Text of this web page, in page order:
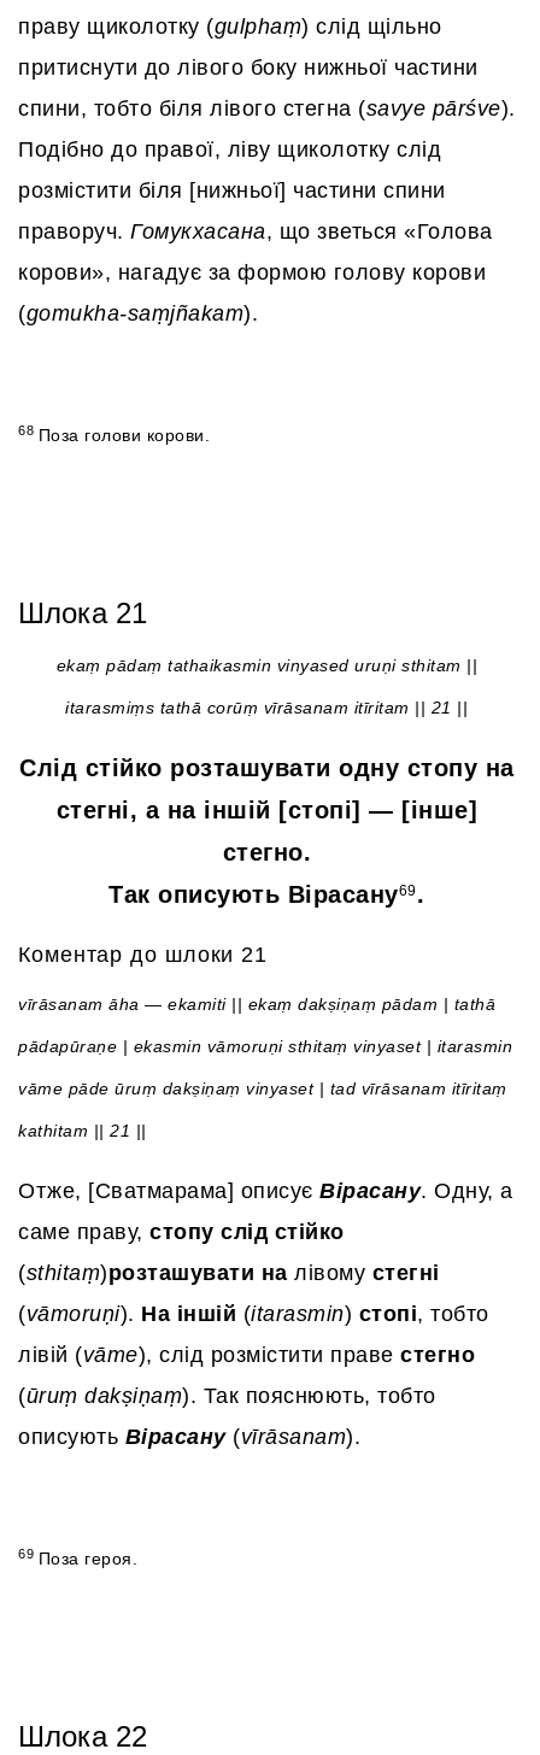
праву щиколотку (gulphaṃ) слід щільно
притиснути до лівого боку нижньої частини
спини, тобто біля лівого стегна (savye pārśve).
Подібно до правої, ліву щиколотку слід
розмістити біля [нижньої] частини спини
праворуч. Гомукхасана, що зветься «Голова
корови», нагадує за формою голову корови
(gomukha-saṃjñakam).
68 Поза голови корови.
Шлока 21
ekaṃ pādaṃ tathaikasmin vinyased uruṇi sthitam ||
itarasmiṃs tathā corūṃ vīrāsanam itīritam || 21 ||
Слід стійко розташувати одну стопу на
стегні, а на іншій [стопі] — [інше]
стегно.
Так описують Вірасану69.
Коментар до шлоки 21
vīrāsanam āha — ekamiti || ekaṃ dakṣiṇaṃ pādam | tathā
pādapūraṇe | ekasmin vāmoruṇi sthitaṃ vinyaset | itarasmin
vāme pāde ūruṃ dakṣiṇaṃ vinyaset | tad vīrāsanam itīritaṃ
kathitam || 21 ||
Отже, [Сватмарама] описує Вірасану. Одну, а
саме праву, стопу слід стійко
(sthitaṃ)розташувати на лівому стегні
(vāmoruṇi). На іншій (itarasmin) стопі, тобто
лівій (vāme), слід розмістити праве стегно
(ūruṃ dakṣiṇaṃ). Так пояснюють, тобто
описують Вірасану (vīrāsanam).
69 Поза героя.
Шлока 22